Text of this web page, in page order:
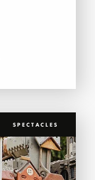
SPECTACLES